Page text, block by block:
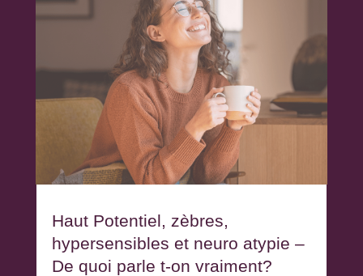
Haut Potentiel, zèbres,
hypersensibles et neuro atypie –
De quoi parle t-on vraiment?